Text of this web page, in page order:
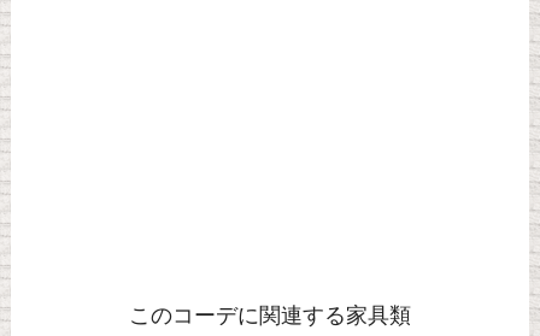
このコーデに関連する家具類